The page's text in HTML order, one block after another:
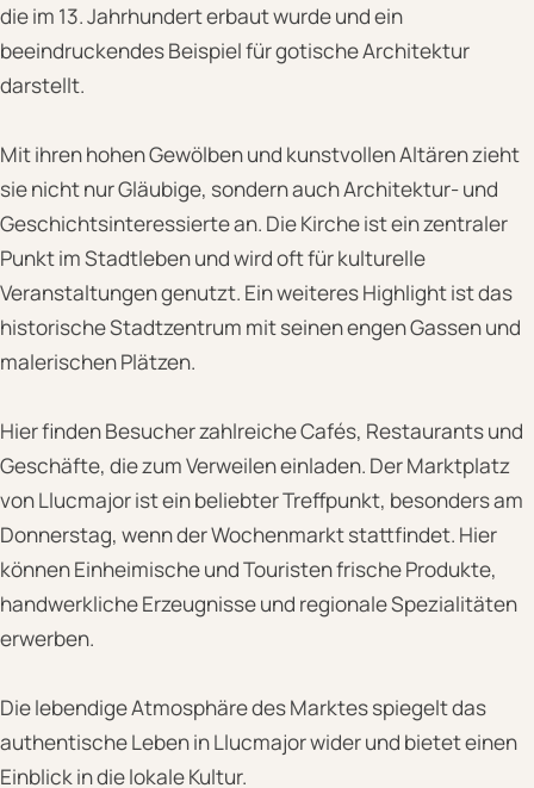
die im 13. Jahrhundert erbaut wurde und ein
beeindruckendes Beispiel für gotische Architektur
darstellt.
Mit ihren hohen Gewölben und kunstvollen Altären zieht
sie nicht nur Gläubige, sondern auch Architektur- und
Geschichtsinteressierte an. Die Kirche ist ein zentraler
Punkt im Stadtleben und wird oft für kulturelle
Veranstaltungen genutzt. Ein weiteres Highlight ist das
historische Stadtzentrum mit seinen engen Gassen und
malerischen Plätzen.
Hier finden Besucher zahlreiche Cafés, Restaurants und
Geschäfte, die zum Verweilen einladen. Der Marktplatz
von Llucmajor ist ein beliebter Treffpunkt, besonders am
Donnerstag, wenn der Wochenmarkt stattfindet. Hier
können Einheimische und Touristen frische Produkte,
handwerkliche Erzeugnisse und regionale Spezialitäten
erwerben.
Die lebendige Atmosphäre des Marktes spiegelt das
authentische Leben in Llucmajor wider und bietet einen
Einblick in die lokale Kultur.